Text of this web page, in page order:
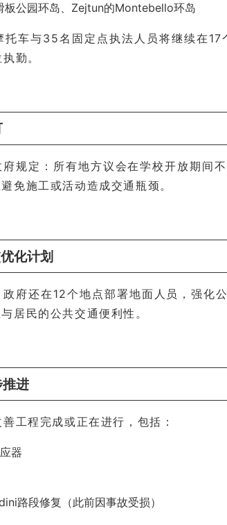
板公园环岛、Zejtun的Montebello环岛
托车与35名固定点执法人员将继续在
勤。
规定：所有地方议会在学校开放期间
免施工或活动造成交通瓶颈。
化计划
府还在12个地点部署地面人员，强化
居民的公共交通便利性。
进
工程完成或正在进行，包括：
器
路段修复（此前因事故受损）